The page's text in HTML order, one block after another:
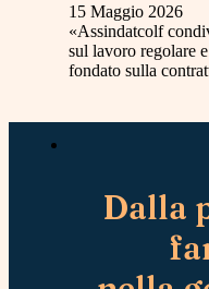
15 Maggio 2026
«Assindatcolf
sul lavoro regolare
fondato sulla
Dalla